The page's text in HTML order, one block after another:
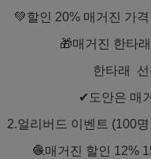
💚할인 20% 매거진 가
🎁매거진 한타
한타래
✔도안은 매
2.얼리버드 이벤트 (100
🧶매거진 할인 12%